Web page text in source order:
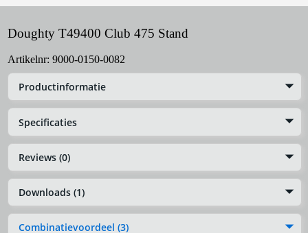
Doughty T49400 Club 475 Stand
Artikelnr: 9000-0150-0082
Productinformatie
Specificaties
Reviews (0)
Downloads (1)
Combinatievoordeel (3)